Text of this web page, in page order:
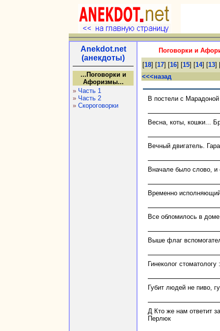
Anekdot.net
(анекдоты)
...Поговорки и
Афоризмы...
» Часть 1
» Часть 2
» Скороговорки
Поговорки и
[18] [17] [16] [15] [14] [13]
<<<назад
В постели с Марадоной
Весна, коты, кошки...
Вечный двигатель.
Вначале было слово, и
Временно
Все обломилось в
Выше флаг
Гинеколог
Губит людей не пиво,
Д Кто же нам ответит
Перлюк